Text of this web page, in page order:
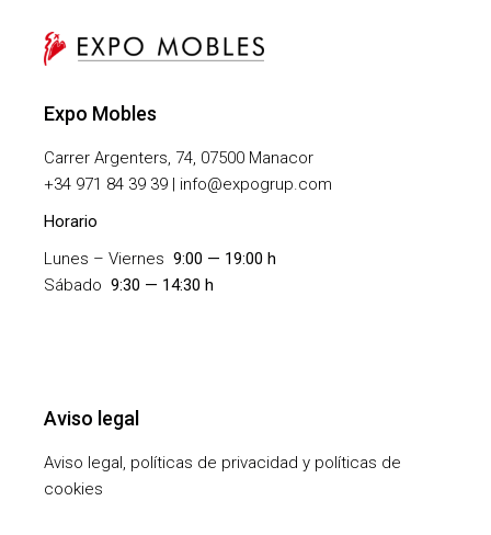
Expo Mobles
Carrer Argenters, 74, 07500 Manacor
+34 971 84 39 39 | info@expogrup.com
Horario
Lunes – Viernes9:00 — 19:00 h
Sábado9:30 — 14:30 h
Aviso legal
Aviso legal, políticas de privacidad y políticas de
cookies